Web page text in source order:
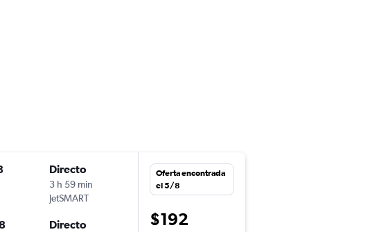
Directo
3 h 59 min
JetSMART
Directo
Oferta encontrada
el 5/8
$192